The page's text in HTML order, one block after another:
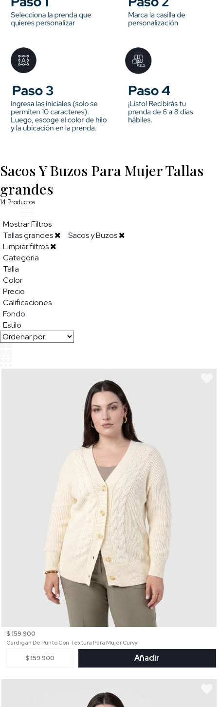
Sacos Y Buzos Para Mujer Tallas
grandes
14 Productos
Mostrar Filtros
Tallas grandes
Sacos y Buzos
Limpiar filtros
Categoria
Talla
Color
Precio
Calificaciones
Fondo
Estilo
$ 159.900
Cárdigan De Punto Con Textura Para Mujer Curvy
$ 159.900 Añadir